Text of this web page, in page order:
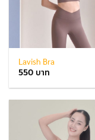
Lavish Bra
550